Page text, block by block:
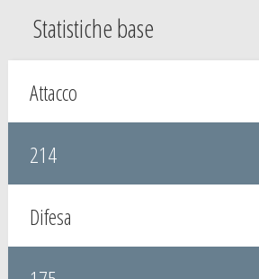
Statistiche base
Attacco
214
Difesa